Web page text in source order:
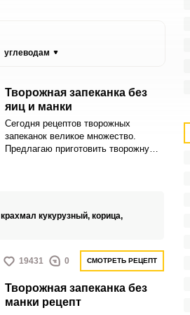
углеводам
Творожная запеканка без
яиц и манки
Сегодня рецептов творожных
запеканок великое множество.
Предлагаю приготовить творожную
крахмал кукурузный, корица,
19431 0 СМОТРЕТЬ РЕЦЕПТ
Творожная запеканка без
манки рецепт